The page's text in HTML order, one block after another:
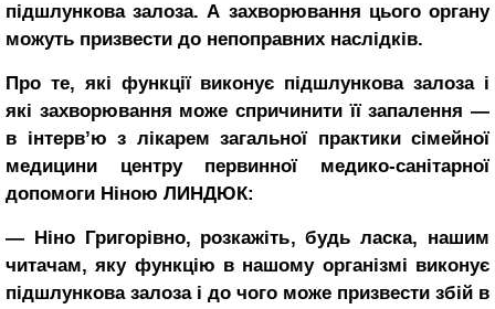
підшлункова залоза. А захворювання цього органу
мо­жуть призвести до непоправних наслідків.
Про те, які функції виконує підшлункова залоза і
які захво­рювання може спричинити її за­палення ―
в інтерв’ю з лікарем загальної практики сімейної
ме­дицини центру первинної медико-санітарної
допомоги Ніною ЛИН­ДЮК:
― Ніно Григорівно, розкажіть, будь ласка, нашим
чи­тачам, яку функцію в нашому організмі виконує
підшлункова залоза і до чого може призвести збій в